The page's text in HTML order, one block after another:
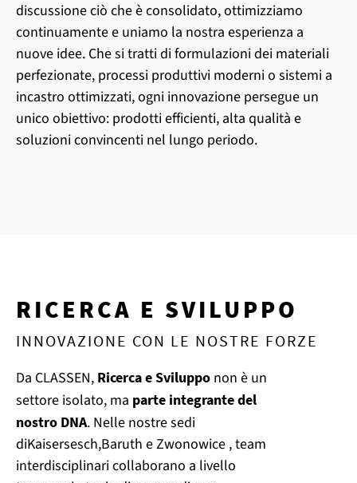
discussione ciò che è consolidato, ottimizziamo
continuamente e uniamo la nostra esperienza a
nuove idee. Che si tratti di formulazioni dei materiali
perfezionate, processi produttivi moderni o sistemi a
incastro ottimizzati, ogni innovazione persegue un
unico obiettivo: prodotti efficienti, alta qualità e
soluzioni convincenti nel lungo periodo.
RICERCA E SVILUPPO
INNOVAZIONE CON LE NOSTRE FORZE
Da CLASSEN, Ricerca e Sviluppo non è un
settore isolato, ma parte integrante del
nostro DNA. Nelle nostre sedi
diKaisersesch,Baruth eZwonowice , team
interdisciplinaricollaborano a livello